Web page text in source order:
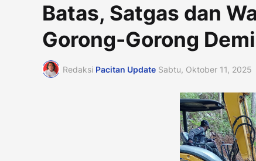
Batas, Satgas dan
Gorong-Gorong
Redaksi Pacitan Update Sabtu, Oktober 11, 2025